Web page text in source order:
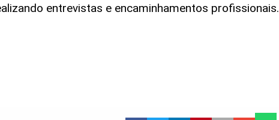
entrevistas e encaminhamentos profissionais.